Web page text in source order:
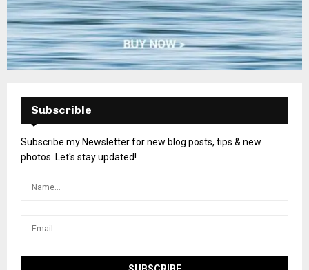
Subscrible
Subscribe my Newsletter for new blog posts, tips & new
photos. Let's stay updated!